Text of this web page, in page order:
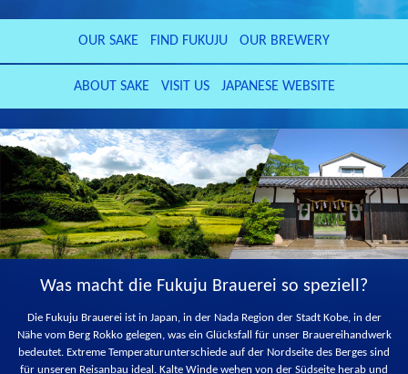
OUR SAKE FIND FUKUJU OUR BREWERY
ABOUT SAKE VISIT US JAPANESE WEBSITE
Was macht die Fukuju Brauerei so speziell?
Die Fukuju Brauerei ist in Japan, in der Nada Region der Stadt Kobe, in der
Nähe vom Berg Rokko gelegen, was ein Glücksfall für unser Brauereihandwerk
bedeutet. Extreme Temperaturunterschiede auf der Nordseite des Berges sind
für unseren Reisanbau ideal. Kalte Winde wehen von der Südseite herab und